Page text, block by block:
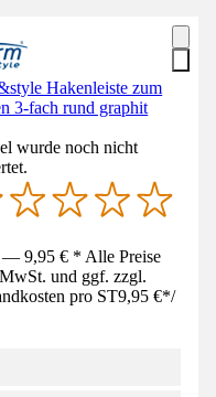
Hakenleiste zum
3-fach rund graphit
wurde noch nicht
— 9,95 € * Alle Preise
und ggf. zzgl.
pro ST9,95 €*/